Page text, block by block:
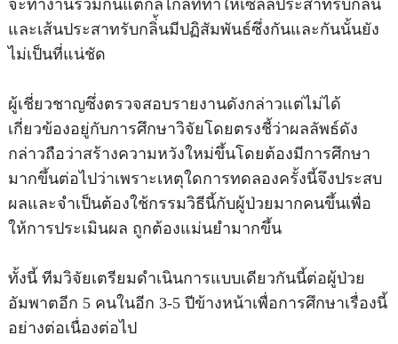
จะทำงานร่วมกันแต่กลไกลที่ทำให้เซลล์ประสาทรับกลิ่น
และเส้นประสาทรับกลิ่้นมีปฏิสัมพันธ์ซึ่งกันและกันนั้นยัง
ไม่เป็นที่แน่ชัด
ผู้เชี่ยวชาญซึ่งตรวจสอบรายงานดังกล่าวแต่ไม่ได้
เกี่ยวข้องอยู่กับการศึกษาวิจัยโดยตรงชี้ว่าผลลัพธ์ดัง
กล่าวถือว่าสร้างความหวังใหม่ขึ้นโดยต้องมีการศึกษา
มากขึ้นต่อไปว่าเพราะเหตุใดการทดลองครั้งนี้จึงประสบ
ผลและจำเป็นต้องใช้กรรมวิธีนี้กับผู้ป่วยมากคนขึ้นเพื่อ
ให้การประเมินผล ถูกต้องแม่นยำมากขึ้น
ทั้งนี้ ทีมวิจัยเตรียมดำเนินการแบบเดียวกันนี้ต่อผู้ป่วย
อัมพาตอีก 5 คนในอีก 3-5 ปีข้างหน้าเพื่อการศึกษาเรื่องนี้
อย่างต่อเนื่องต่อไป